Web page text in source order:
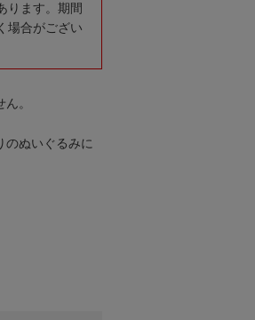
ります。期間
場合がござい
。
のぬいぐるみに